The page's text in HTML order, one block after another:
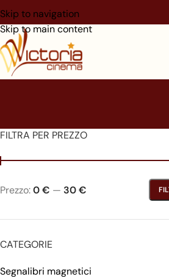
Skip to navigation
Skip to main content
FILTRA PER PREZZO
Prezzo:0 € — 30 €
CATEGORIE
Segnalibri magnetici